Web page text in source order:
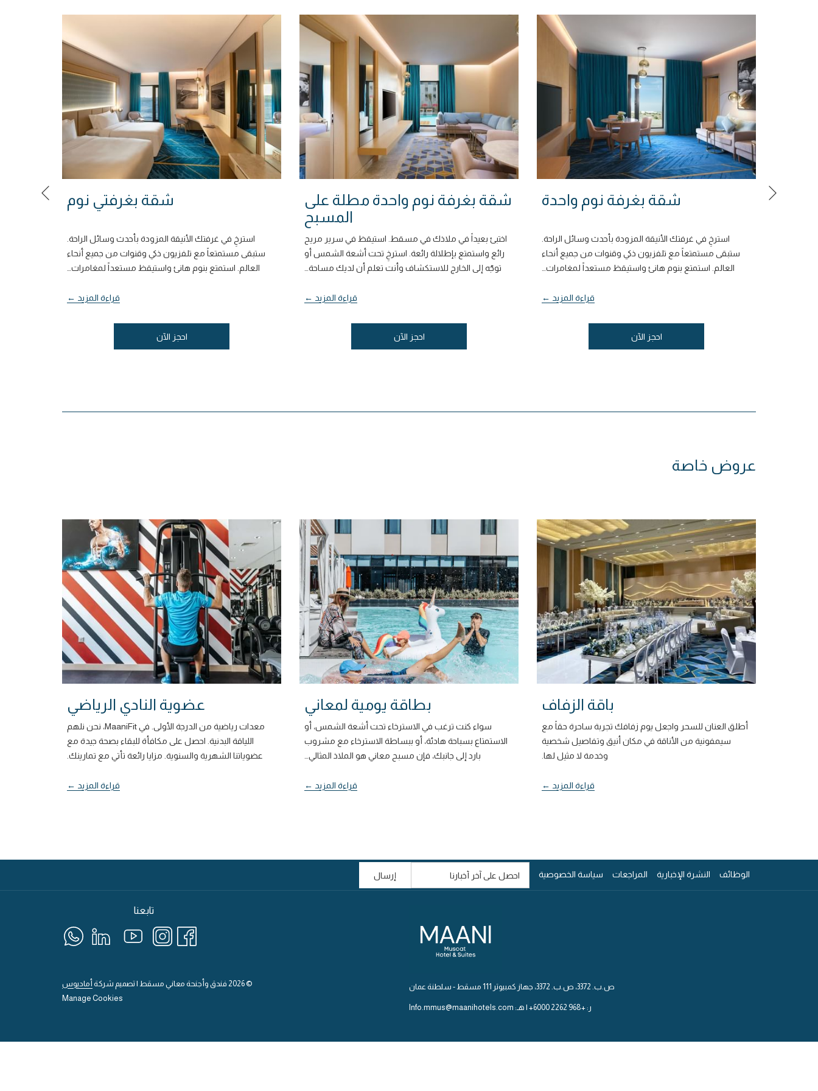
السابق شقة بغرفة نوم واحدة
استرخِ في غرفتك الأنيقة المزودة بأحدث وسائل الراحة.
ستبقى مستمتعاً مع تلفزيون ذكي وقنوات من جميع أنحاء
العالم. استمتع بنوم هانئ واستيقظ مستعداً لمغامرات
قراءة المزيد
احجز الآن
شقة بغرفة نوم واحدة مطلة على
المسبح
اختبئ بعيداً في ملاذك في مسقط. استيقظ في سرير مريح
رائع واستمتع بإطلالة رائعة. استرخِ تحت أشعة الشمس أو
توجّه إلى الخارج للاستكشاف وأنت تعلم أن لديك مساحة
قراءة المزيد
احجز الآن
شقة بغرفتي نوم
استرخِ في غرفتك الأنيقة المزودة بأحدث وسائل الراحة.
ستبقى مستمتعاً مع تلفزيون ذكي وقنوات من جميع أنحاء
العالم. استمتع بنوم هانئ واستيقظ مستعداً لمغامرات
قراءة المزيد
احجز الآن
عروض خاصة
باقة الزفاف
أطلق العنان للسحر واجعل يوم زفافك تجربة ساحرة حقاً مع
سيمفونية من الأناقة في مكان أنيق وتفاصيل شخصية
وخدمة لا مثيل لها.
قراءة المزيد
بطاقة يومية لمعاني
سواء كنت ترغب في الاسترخاء تحت أشعة الشمس، أو
الاستمتاع بسباحة هادئة، أو ببساطة الاسترخاء مع مشروب
بارد إلى جانبك، فإن مسبح معاني هو الملاذ المثالي
قراءة المزيد
عضوية النادي الرياضي
معدات رياضية من الدرجة الأولى. في MaaniFit، نحن نلهم
اللياقة البدنية. احصل على مكافأة للبقاء بصحة جيدة مع
عضوياتنا الشهرية والسنوية. مزايا رائعة تأتي مع تمارينك.
قراءة المزيد
الوظائف النشرة الإخبارية المراجعاتيفتح
في
سياسة الخصوصية إرسال
تابعنا
©
2026 فندق وأجنحة معاني مسقط | تصميم شركة أماديوس
Manage Cookies
ص.ب. 3372، ص.ب. 3372، جهاز كمبيوتر 111 مسقط - سلطنة عمان
ر: +968 2262 6000+ | هـ: Info.mmus@maanihotels.com